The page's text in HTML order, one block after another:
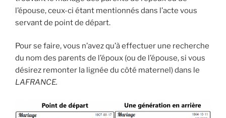
l’épouse, ceux-ci étant mentionnés dans l’acte vous
servant de point de départ.
Pour se faire, vous n’avez qu’à effectuer une recherche
du nom des parents de l’époux (ou de l’épouse, si vous
désirez remonter la lignée du côté maternel) dans le
LAFRANCE.